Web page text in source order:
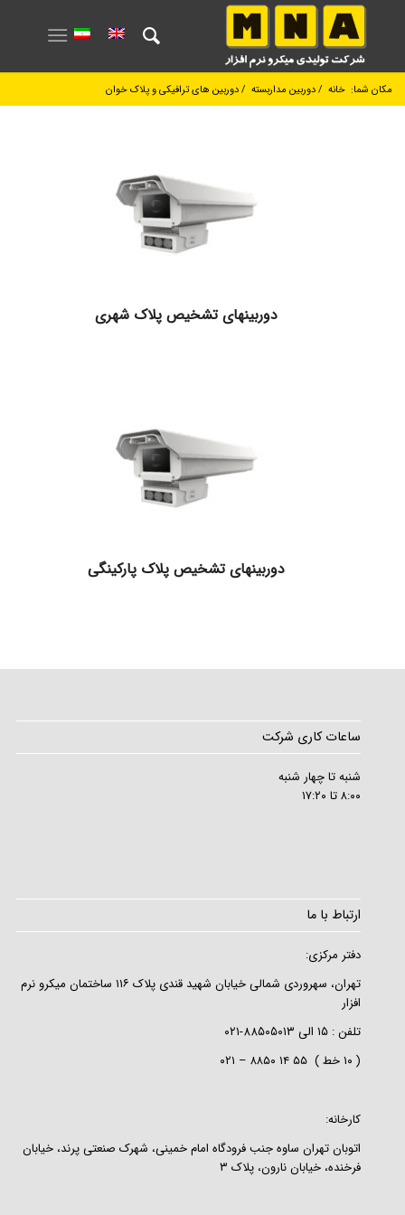
مکان شما: خانه /دوربین مداربسته /دوربین های ترافیکی و پلاک خوان
دوربینهای تشخیص پلاک شهری
دوربینهای تشخیص پلاک پارکینگی
ساعات کاری شرکت
شنبه تا چهار شنبه
۸:۰۰ تا ۱۷:۲۰
ارتباط با ما
دفتر مرکزی:
تهران، سهروردی شمالی خیابان شهید قندی پلاک ۱۱۶ ساختمان میکرو نرم
افزار
تلفن : ۱۵ الی ۸۸۵۰۵۰۱۳-۰۲۱
( ۱۰ خط ) ۵۵ ۱۴ ۸۸۵۰ – ۰۲۱
کارخانه:
اتوبان تهران ساوه جنب فرودگاه امام خمینی، شهرک صنعتی پرند، خیابان
فرخنده، خیابان نارون، پلاک ۳